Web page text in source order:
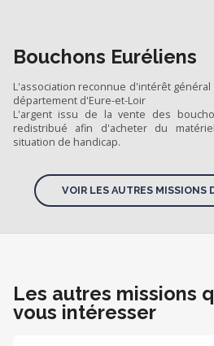
Bouchons Euréliens
L'association reconnue d'intérêt
département d'Eure-et-Loir
L'argent issu de la vente des
redistribué afin d'acheter du
situation de handicap.
VOIR LES AUTRES MISSIONS
Les autres missions
vous intéresser